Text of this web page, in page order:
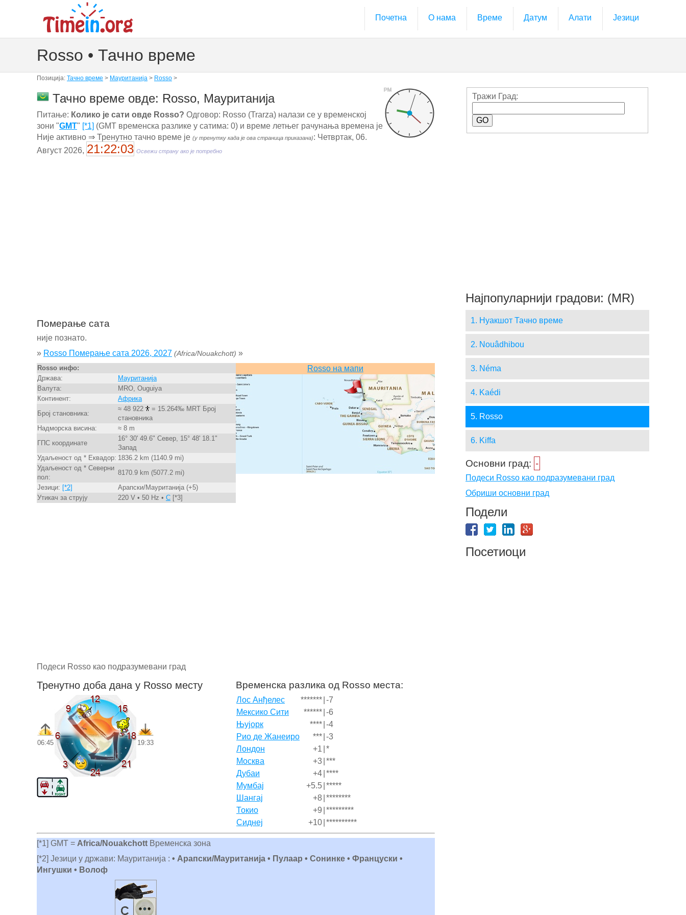
Почетна О нама Време Датум Алати Језици
Rosso • Тачно време
Позиција: Тачно време > Мауританија > Rosso >
PM
Тачно време овде: Rosso, Мауританија
Питање: Колико је сати овде Rosso? Одговор: Rosso (Trarza) налази се у временској
зони "GMT" [*1] (GMT временска разлике у сатима: 0) и време летњег рачунања времена је
Није активно ⇒ Тренутно тачно време је (у тренутку када је ова страница приказана): Четвртак, 06.
Август 2026, 21:22:04 Освежи страну ако је потребно
Померање сата
није познато.
» Rosso Померање сата 2026, 2027 (Africa/Nouakchott) »
Rosso инфо:
Држава:
Мауританија
Валута:
MRO, Ouguiya
Континент:
Африка
Број становника:
≈ 48 922
= 15.264‰ MRT Број
становника
Надморска висина:
≈ 8 m
ГПС координате
16° 30' 49.6" Север, 15° 48' 18.1"
Запад
Удаљеност од * Еквадор: 1836.2 km (1140.9 mi)
Удаљеност од * Северни
пол:
8170.9 km (5077.2 mi)
Језици: [*2]
Арапски/Мауританија (+5)
Утикач за струју
220 V • 50 Hz • C [*3]
Rosso на мапи
Подеси Rosso као подразумевани град
Тренутно доба дана у Rosso месту
06:45 19:33
Временска разлика од Rosso места:
Лос Анђелес ******* -7
Мексико Сити
****** -6
Њујорк
**** -4
Рио де Жанеиро
*** -3
Лондон
+1 *
Москва
+3 ***
Дубаи
+4 ****
Мумбај
+5.5 *****
Шангај
+8 ********
Токио
+9 *********
Сиднеј
+10 **********
[*1] GMT = Africa/Nouakchott Временска зона
[*2] Језици у држави: Мауританија : • Арапски/Мауританија • Пулаар • Сонинке • Француски •
Ингушки • Волоф
Тражи Град:
Најпопуларнији градови: (MR)
1. Нуакшот Тачно време
2. Nouâdhibou
3. Néma
4. Kaédi
5. Rosso
6. Kiffa
Основни град: -
Подеси Rosso као подразумевани град
Обриши основни град
Подели
Посетиоци